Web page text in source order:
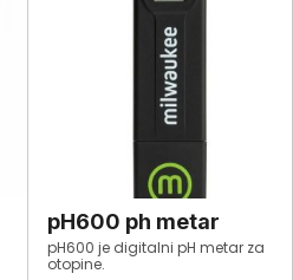
pH600 ph metar
pH600 je digitalni pH metar za
otopine.